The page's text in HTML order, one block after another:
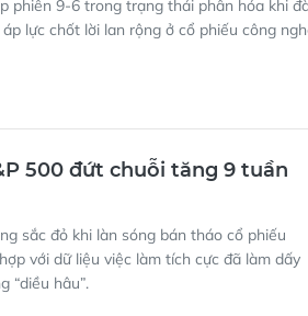
phiên 9-6 trong trạng thái phân hóa khi
lực chốt lời lan rộng ở cổ phiếu công
500 đứt chuỗi tăng 9 tuần
sắc đỏ khi làn sóng bán tháo cổ phiếu
với dữ liệu việc làm tích cực đã làm dấy
“diều hâu”.